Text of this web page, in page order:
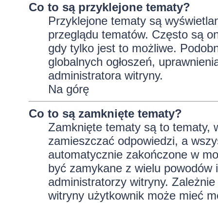
Co to są przyklejone tematy?
Przyklejone tematy są
przeglądu tematów. Często są
gdy tylko jest to możliwe.
globalnych ogłoszeń,
administratora witryny.
Na górę
Co to są zamknięte tematy?
Zamknięte tematy są to tematy,
zamieszczać odpowiedzi, a
automatycznie zakończone w
być zamykane z wielu
administratorzy witryny.
witryny użytkownik może mieć